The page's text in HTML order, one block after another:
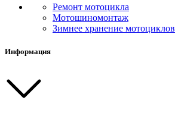
Ремонт мотоцикла
Мотошиномонтаж
Зимнее хранение мотоциклов
Информация